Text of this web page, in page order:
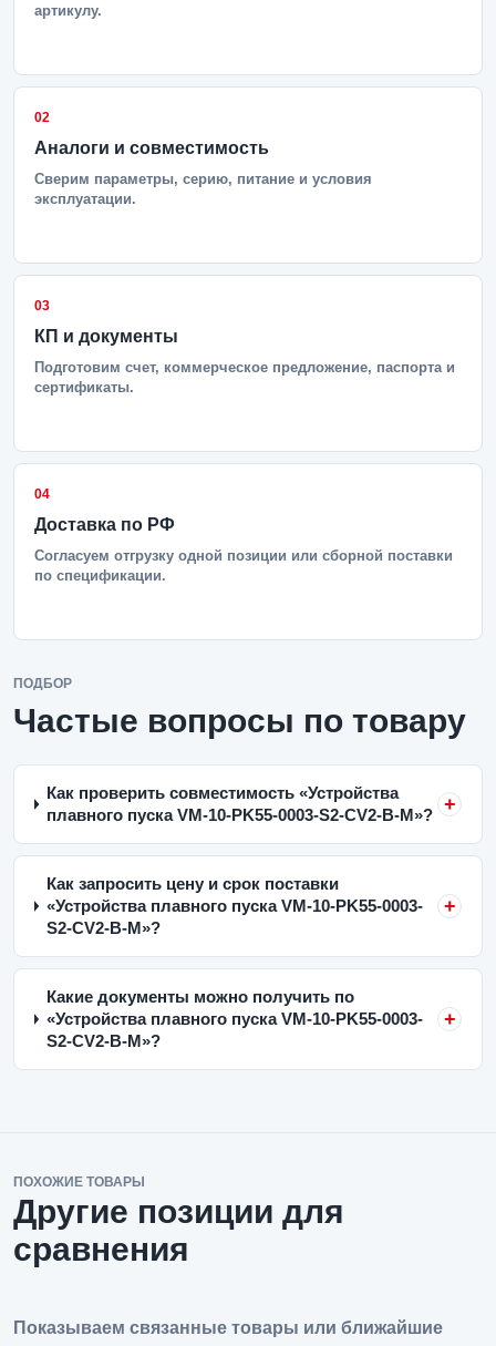
артикулу.
02
Аналоги и совместимость
Сверим параметры, серию, питание и условия
эксплуатации.
03
КП и документы
Подготовим счет, коммерческое предложение, паспорта и
сертификаты.
04
Доставка по РФ
Согласуем отгрузку одной позиции или сборной поставки
по спецификации.
ПОДБОР
Частые вопросы по товару
Как проверить совместимость «Устройства
плавного пуска VM-10-PK55-0003-S2-CV2-B-M»?
Как запросить цену и срок поставки
«Устройства плавного пуска VM-10-PK55-0003-
S2-CV2-B-M»?
Какие документы можно получить по
«Устройства плавного пуска VM-10-PK55-0003-
S2-CV2-B-M»?
ПОХОЖИЕ ТОВАРЫ
Другие позиции для
сравнения
Показываем связанные товары или ближайшие